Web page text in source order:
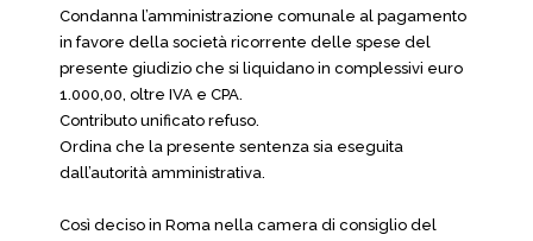
Condanna l’amministrazione comunale al pagamento
in favore della società ricorrente delle spese del
presente giudizio che si liquidano in complessivi euro
1.000,00, oltre IVA e CPA.
Contributo unificato refuso.
Ordina che la presente sentenza sia eseguita
dall’autorità amministrativa.
Così deciso in Roma nella camera di consiglio del